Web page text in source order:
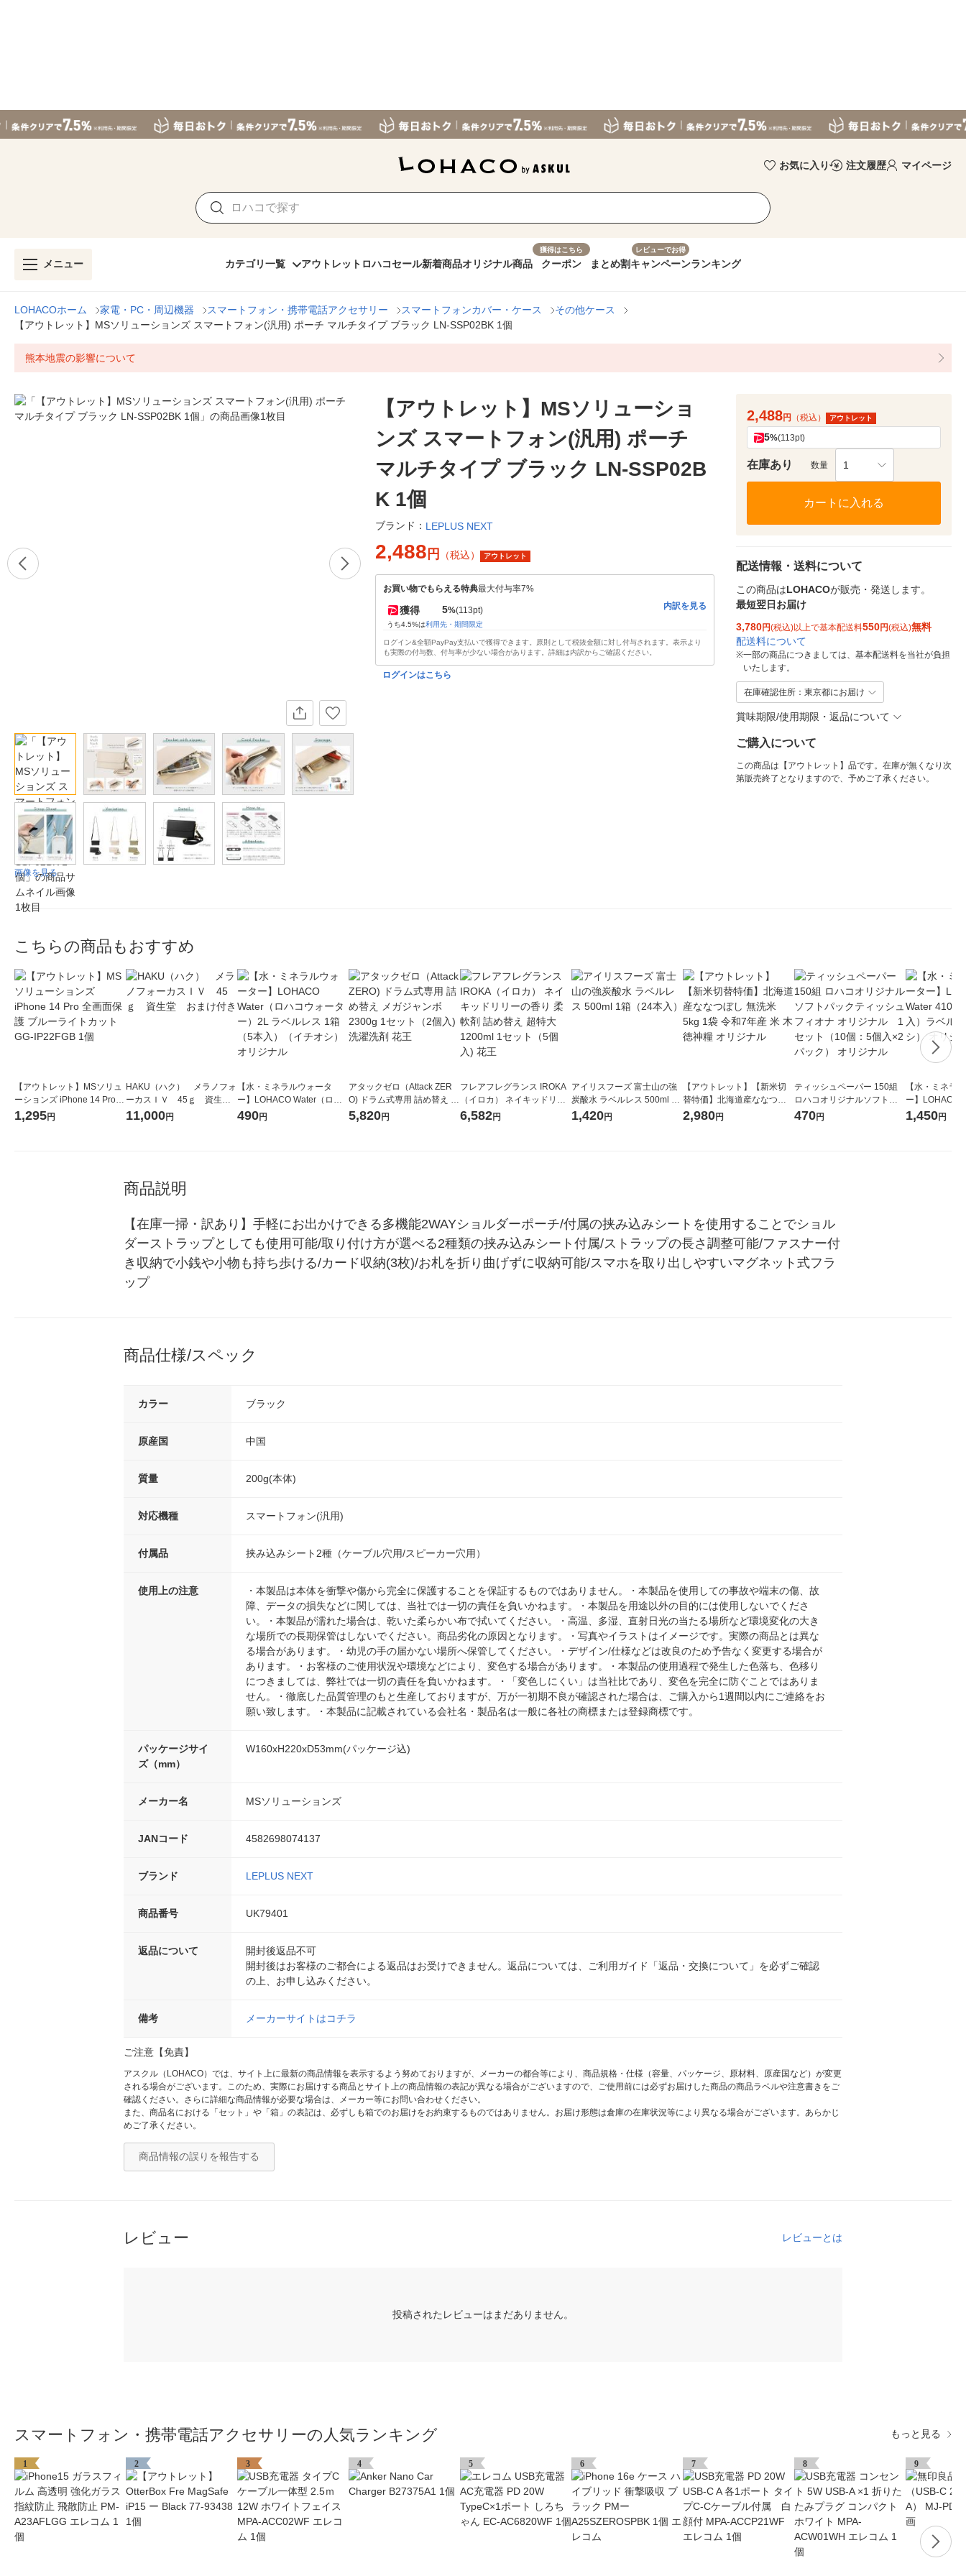
お気に入り 注文履歴 マイページ
メニュー カテゴリ一覧 アウトレット ロハコセール新着商品オリジナル商品
獲得はこちら
クーポン まとめ割
レビューでお得
キャンペーンランキング
LOHACOホーム 家電・PC・周辺機器 スマートフォン・携帯電話アクセサリー スマートフォンカバー・ケース
その他ケース
【アウトレット】MSソリューションズ スマートフォン(汎用) ポーチ マルチタイプ ブラック LN-SSP02BK 1個
熊本地震の影響について
画像を見る
【アウトレット】MSソリューショ
ンズ スマートフォン(汎用) ポーチ
マルチタイプ ブラック LN-SSP02B
K 1個
ブランド： LEPLUS NEXT
2,488 円 （税込） アウトレット
お買い物でもらえる特典最大付与率7%
獲得 5%(113pt)
うち4.5%は利用先・期間限定
内訳を見る
ログイン&全額PayPay支払いで獲得できます。原則として税抜金額に対し付与されます。表示より
も実際の付与数、付与率が少ない場合があります。詳細は内訳からご確認ください。
ログインはこちら
2,488円 （税込） アウトレット
5%(113pt)
在庫あり 数量 1
カートに入れる
配送情報・送料について
この商品はLOHACOが販売・発送します。
最短翌日お届け
3,780円(税込)以上で基本配送料550円(税込)無料
配送料について
※一部の商品につきましては、基本配送料を当社が負担
いたします。
在庫確認住所：東京都にお届け
賞味期限/使用期限・返品について
ご購入について
この商品は【アウトレット】品です。在庫が無くなり次
第販売終了となりますので、予めご了承ください。
こちらの商品もおすすめ
【アウトレット】MSソリュ
ーションズ iPhone 14 Pro
全画面保護 ブルーライトカ
ット GG-IP22FGB 1個
1,295円
HAKU（ハク） メラノフォ
ーカスＩＶ 45ｇ 資生
堂 おまけ付き
11,000円
【水・ミネラルウォータ
ー】LOHACO Water（ロハ
コウォーター）2L ラベルレ
490円
アタックゼロ（Attack ZER
O) ドラム式専用 詰め替え メ
ガジャンボ 2300g 1セット
（2個入) 洗濯洗剤 花王
5,820円
フレアフレグランス IROKA
（イロカ） ネイキッドリリ
ーの香り 柔軟剤 詰め替え 超
特大 1200ml 1セット（5個
6,582円
アイリスフーズ 富士山の強
炭酸水 ラベルレス 500ml 1
箱（24本入）
1,420円
【アウトレット】【新米切
替特価】北海道産ななつぼ
し 無洗米 5kg 1袋 令和7年産
米 木徳神糧 オリジナル
2,980円
ティッシュペーパー 150組
ロハコオリジナルソフトパ
ックティッシュ フィオナ オ
470円
【水・ミネラ
ー】LOHACO
1箱（20本入
（イチオシ）
1,450円
商品説明
【在庫一掃・訳あり】手軽にお出かけできる多機能2WAYショルダーポーチ/付属の挟み込みシートを使用することでショル
ダーストラップとしても使用可能/取り付け方が選べる2種類の挟み込みシート付属/ストラップの長さ調整可能/ファスナー付
き収納で小銭や小物も持ち歩ける/カード収納(3枚)/お札を折り曲げずに収納可能/スマホを取り出しやすいマグネット式フラ
ップ
商品仕様/スペック
カラー ブラック
原産国 中国
質量 200g(本体)
対応機種 スマートフォン(汎用)
付属品 挟み込みシート2種（ケーブル穴用/スピーカー穴用）
使用上の注意
・本製品は本体を衝撃や傷から完全に保護することを保証するものではありません。・本製品を使用しての事故や端末の傷、故
障、データの損失などに関しては、当社では一切の責任を負いかねます。・本製品を用途以外の目的には使用しないでくださ
い。・本製品が濡れた場合は、乾いた柔らかい布で拭いてください。・高温、多湿、直射日光の当たる場所など環境変化の大き
な場所での長期保管はしないでください。商品劣化の原因となります。・写真やイラストはイメージです。実際の商品とは異な
る場合があります。・幼児の手の届かない場所へ保管してください。・デザイン/仕様などは改良のため予告なく変更する場合が
あります。・お客様のご使用状況や環境などにより、変色する場合があります。・本製品の使用過程で発生した色落ち、色移り
につきましては、弊社では一切の責任を負いかねます。・「変色しにくい」は当社比であり、変色を完全に防ぐことではありま
せん。・徹底した品質管理のもと生産しておりますが、万が一初期不良が確認された場合は、ご購入から1週間以内にご連絡をお
願い致します。・本製品に記載されている会社名・製品名は一般に各社の商標または登録商標です。
パッケージサイ
ズ（mm）
W160xH220xD53mm(パッケージ込)
メーカー名 MSソリューションズ
JANコード 4582698074137
ブランド LEPLUS NEXT
商品番号 UK79401
返品について
開封後返品不可
開封後はお客様のご都合による返品はお受けできません。返品については、ご利用ガイド「返品・交換について」を必ずご確認
の上、お申し込みください。
備考 メーカーサイトはコチラ
ご注意【免責】
アスクル（LOHACO）では、サイト上に最新の商品情報を表示するよう努めておりますが、メーカーの都合等により、商品規格・仕様（容量、パッケージ、原材料、原産国など）が変更
される場合がございます。このため、実際にお届けする商品とサイト上の商品情報の表記が異なる場合がございますので、ご使用前には必ずお届けした商品の商品ラベルや注意書きをご
確認ください。さらに詳細な商品情報が必要な場合は、メーカー等にお問い合わせください。
また、商品名における「セット」や「箱」の表記は、必ずしも箱でのお届けをお約束するものではありません。お届け形態は倉庫の在庫状況等により異なる場合がございます。あらかじ
めご了承ください。
商品情報の誤りを報告する
レビュー レビューとは
投稿されたレビューはまだありません。
スマートフォン・携帯電話アクセサリーの人気ランキング もっと見る
1 2 3 4 5 6 7 8 9